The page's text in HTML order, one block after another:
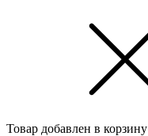
Товар добавлен в корзину